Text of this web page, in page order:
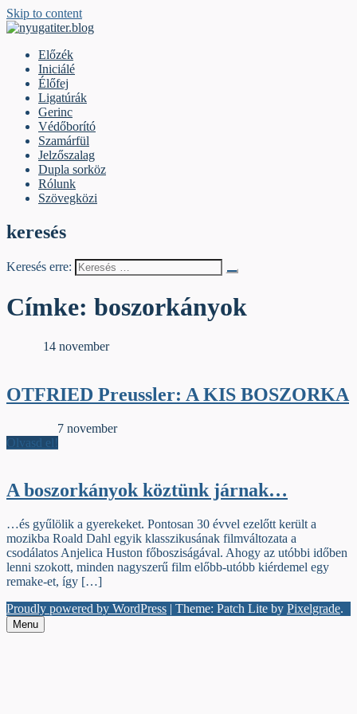
Skip to content
Előzék
Iniciálé
Élőfej
Ligatúrák
Gerinc
Védőborító
Szamárfül
Jelzőszalag
Dupla sorköz
Rólunk
Szövegközi
keresés
Keresés erre:
Címke: boszorkányok
14 november
OTFRIED Preussler: A KIS BOSZORKA
7 november
Olvasd el!
A boszorkányok köztünk járnak…
…és gyűlölik a gyerekeket. Pontosan 30 évvel ezelőtt került a
mozikba Roald Dahl egyik klasszikusának filmváltozata a
csodálatos Anjelica Huston főbosziságával. Ahogy az utóbbi időben
lenni szokott, minden nagyszerű film előbb-utóbb kiérdemel egy
remake-et, így […]
Proudly powered by WordPress | Theme: Patch Lite by Pixelgrade.
Menu